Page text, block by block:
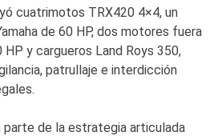
cuatrimotos TRX420 4×4, un
de 60 HP, dos motores fuera
HP y cargueros Land Roys 350,
patrullaje e interdicción
parte de la estrategia articulada